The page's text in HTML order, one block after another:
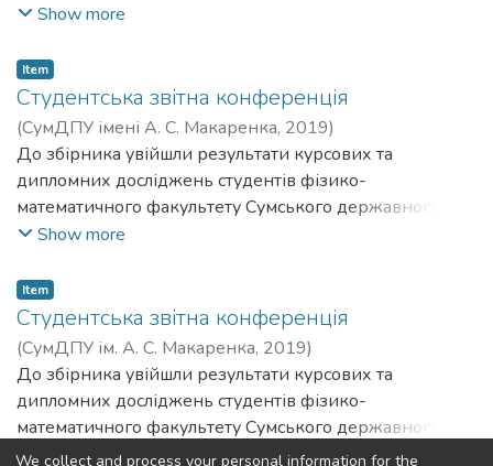
використання як альтернативи звичних програмних
послідовність дій при роботі з електронними
документами в середовищі хмарного сервісу Google
диск.
Show more
Item
Студентська звітна конференція
(СумДПУ імені А. С. Макаренка, 2019)
До збірника увійшли результати курсових та
дипломних досліджень студентів фізико-
математичного факультету Сумського державного
педагогічного університету імені А.С. Макаренка, які
квітні 2019 року.
Show more
Item
Студентська звітна конференція
(СумДПУ ім. А. С. Макаренка, 2019)
До збірника увійшли результати курсових та
дипломних досліджень студентів фізико-
математичного факультету Сумського державного
педагогічного університету імені А.С. Макаренка, які
Show more
We collect and process your personal information for the